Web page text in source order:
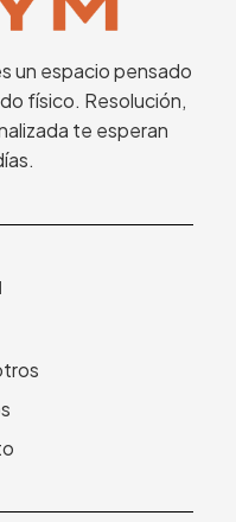
un espacio pensado
físico. Resolución,
te esperan